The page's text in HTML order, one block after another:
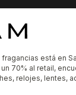
está en
70% al retail,
relojes, lentes,